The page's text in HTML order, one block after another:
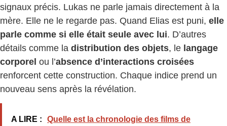
signaux précis. Lukas ne parle jamais directement à la
mère. Elle ne le regarde pas. Quand Elias est puni, elle
parle comme si elle était seule avec lui. D’autres
détails comme la distribution des objets, le langage
corporel ou l’absence d’interactions croisées
renforcent cette construction. Chaque indice prend un
nouveau sens après la révélation.
A LIRE :
Quelle est la chronologie des films de